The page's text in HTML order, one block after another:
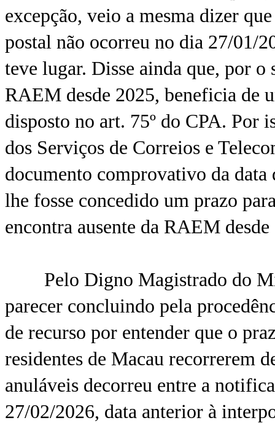
excepção, veio a mesma dizer
postal não ocorreu no dia 27/01/
teve lugar. Disse ainda que, por o
RAEM desde 2025, beneficia de
disposto no art. 75º do CPA. Por
dos Serviços de Correios e
documento comprovativo da
lhe fosse concedido um prazo
encontra ausente da RAEM
Pelo Digno Magistrado do
parecer concluindo pela
de recurso por entender que o
residentes de Macau recorrerem
anuláveis decorreu entre a
27/02/2026, data anterior à